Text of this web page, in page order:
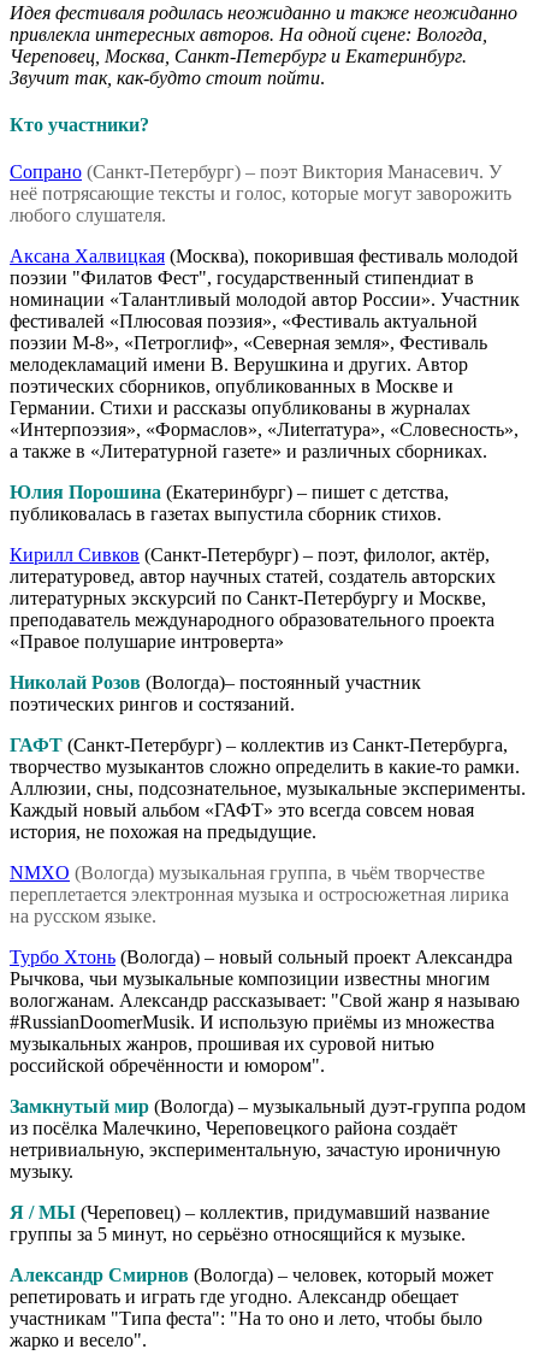
Идея фестиваля родилась неожиданно и также неожиданно
привлекла интересных авторов. На одной сцене: Вологда,
Череповец, Москва, Санкт-Петербург и Екатеринбург.
Звучит так, как-будто стоит пойти.
Кто участники?
Сопрано (Санкт-Петербург) – поэт Виктория Манасевич. У
неё потрясающие тексты и голос, которые могут заворожить
любого слушателя.
Аксана Халвицкая (Москва), покорившая фестиваль молодой
поэзии "Филатов Фест", государственный стипендиат в
номинации «Талантливый молодой автор России». Участник
фестивалей «Плюсовая поэзия», «Фестиваль актуальной
поэзии М-8», «Петроглиф», «Северная земля», Фестиваль
мелодекламаций имени В. Верушкина и других. Автор
поэтических сборников, опубликованных в Москве и
Германии. Стихи и рассказы опубликованы в журналах
«Интерпоэзия», «Формаслов», «Лиterraтура», «Словесность»,
а также в «Литературной газете» и различных сборниках.
Юлия Порошина (Екатеринбург) – пишет с детства,
публиковалась в газетах выпустила сборник стихов.
Кирилл Сивков (Санкт-Петербург) – поэт, филолог, актёр,
литературовед, автор научных статей, создатель авторских
литературных экскурсий по Санкт-Петербургу и Москве,
преподаватель международного образовательного проекта
«Правое полушарие интроверта»
Николай Розов (Вологда)– постоянный участник
поэтических рингов и состязаний.
ГАФТ (Санкт-Петербург) – коллектив из Санкт-Петербурга,
творчество музыкантов сложно определить в какие-то рамки.
Аллюзии, сны, подсознательное, музыкальные эксперименты.
Каждый новый альбом «ГАФТ» это всегда совсем новая
история, не похожая на предыдущие.
NMXO (Вологда) музыкальная группа, в чьём творчестве
переплетается электронная музыка и остросюжетная лирика
на русском языке.
Турбо Хтонь (Вологда) – новый сольный проект Александра
Рычкова, чьи музыкальные композиции известны многим
вологжанам. Александр рассказывает: "Свой жанр я называю
#RussianDoomerMusik. И использую приёмы из множества
музыкальных жанров, прошивая их суровой нитью
российской обречённости и юмором".
Замкнутый мир (Вологда) – музыкальный дуэт-группа родом
из посёлка Малечкино, Череповецкого района создаёт
нетривиальную, экспериментальную, зачастую ироничную
музыку.
Я / МЫ (Череповец) – коллектив, придумавший название
группы за 5 минут, но серьёзно относящийся к музыке.
Александр Смирнов (Вологда) – человек, который может
репетировать и играть где угодно. Александр обещает
участникам "Типа феста": "На то оно и лето, чтобы было
жарко и весело".